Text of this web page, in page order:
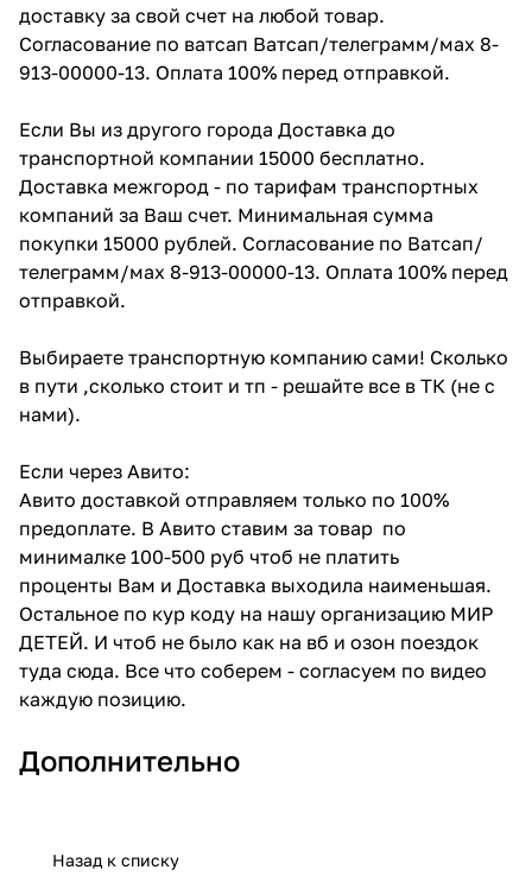
доставку за свой счет на любой товар.
Согласование по ватсап Ватсап/телеграмм/мах 8-
913-00000-13. Оплата 100% перед отправкой.
Если Вы из другого города Доставка до
транспортной компании 15000 бесплатно.
Доставка межгород - по тарифам транспортных
компаний за Ваш счет. Минимальная сумма
покупки 15000 рублей. Согласование по Ватсап/
телеграмм/мах 8-913-00000-13. Оплата 100% перед
отправкой.
Выбираете транспортную компанию сами! Сколько
в пути ,сколько стоит и тп - решайте все в ТК (не с
нами).
Если через Авито:
Авито доставкой отправляем только по 100%
предоплате. В Авито ставим за товар по
минималке 100-500 руб чтоб не платить
проценты Вам и Доставка выходила наименьшая.
Остальное по кур коду на нашу организацию МИР
ДЕТЕЙ. И чтоб не было как на вб и озон поездок
туда сюда. Все что соберем - согласуем по видео
каждую позицию.
Дополнительно
Назад к списку